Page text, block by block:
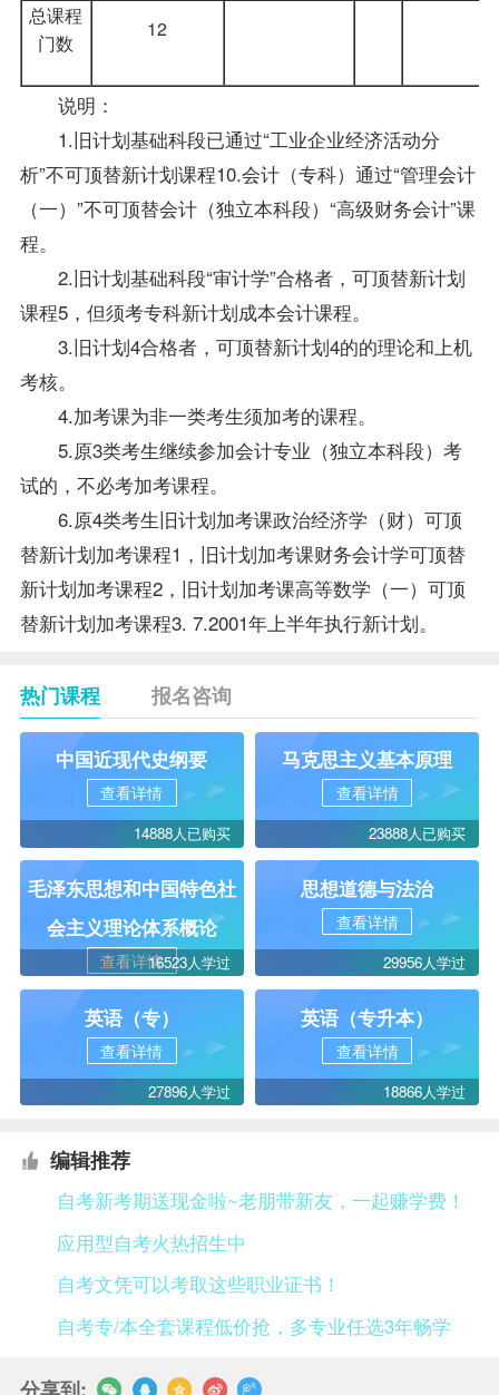
总课程
门数
12
说明：
1.旧计划基础科段已通过“工业企业经济活动分
析”不可顶替新计划课程10.会计（专科） 通过“管理会计
（一）”不可顶替会计（独立本科段） “高级财务会计”课
程。
2.旧计划基础科段“审计学”合格者，可顶替新计划
课程5，但须考专科新计划成本会计课程。
3.旧计划4合格者，可顶替新计划4的的理论和上机
考核。
4.加考课为非一类考生须加考的课程。
5.原3类考生继续参加会计专业（独立本科段）考
试的，不必考加考课程。
6.原4类考生旧计划加考课政治经济学（财）可顶
替新计划加考课程1，旧计划加考课财务会计学可顶替
新计划加考课程2，旧计划加考课高等数学（一）可顶
替新计划加考课程3. 7.2001年上半年执行新计划。
热门课程 报名咨询
中国近现代史纲要
查看详情
14888人已购买
马克思主义基本原理
查看详情
23888人已购买
毛泽东思想和中国特色社
会主义理论体系概论
查看详情16523人学过
思想道德与法治
查看详情
29956人学过
英语（专）
查看详情
27896人学过
英语（专升本）
查看详情
18866人学过
编辑推荐
自考新考期送现金啦~老朋带新友，一起赚学费！
应用型自考火热招生中
自考文凭可以考取这些职业证书！
自考专/本全套课程低价抢，多专业任选3年畅学
分享到: